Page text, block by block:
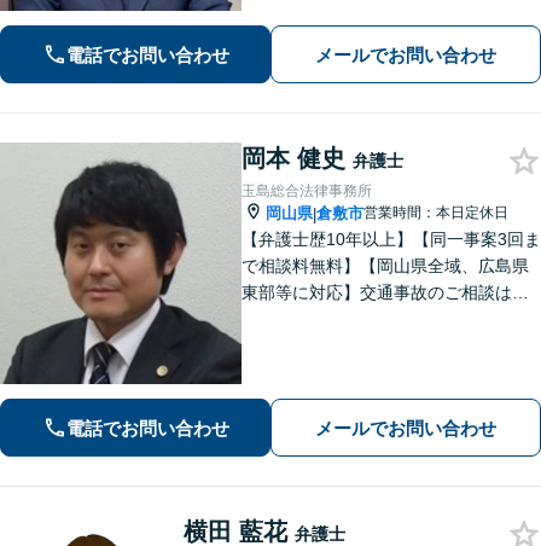
通。その他労働事件もカバー【行政事
件】学校トラブル・いじめ問題に注力
【企業法務】予防法務・紛争対応お任
せください。
電話でお問い合わせ メールでお問い合わせ
岡本 健史 弁護士
玉島総合法律事務所
岡山県|倉敷市営業時間：本日定休日
【弁護士歴10年以上】【同一事案3回ま
で相談料無料】【岡山県全域、広島県
東部等に対応】交通事故のご相談はお
る方、ご相談ください。
電話でお問い合わせ メールでお問い合わせ
横田 藍花 弁護士